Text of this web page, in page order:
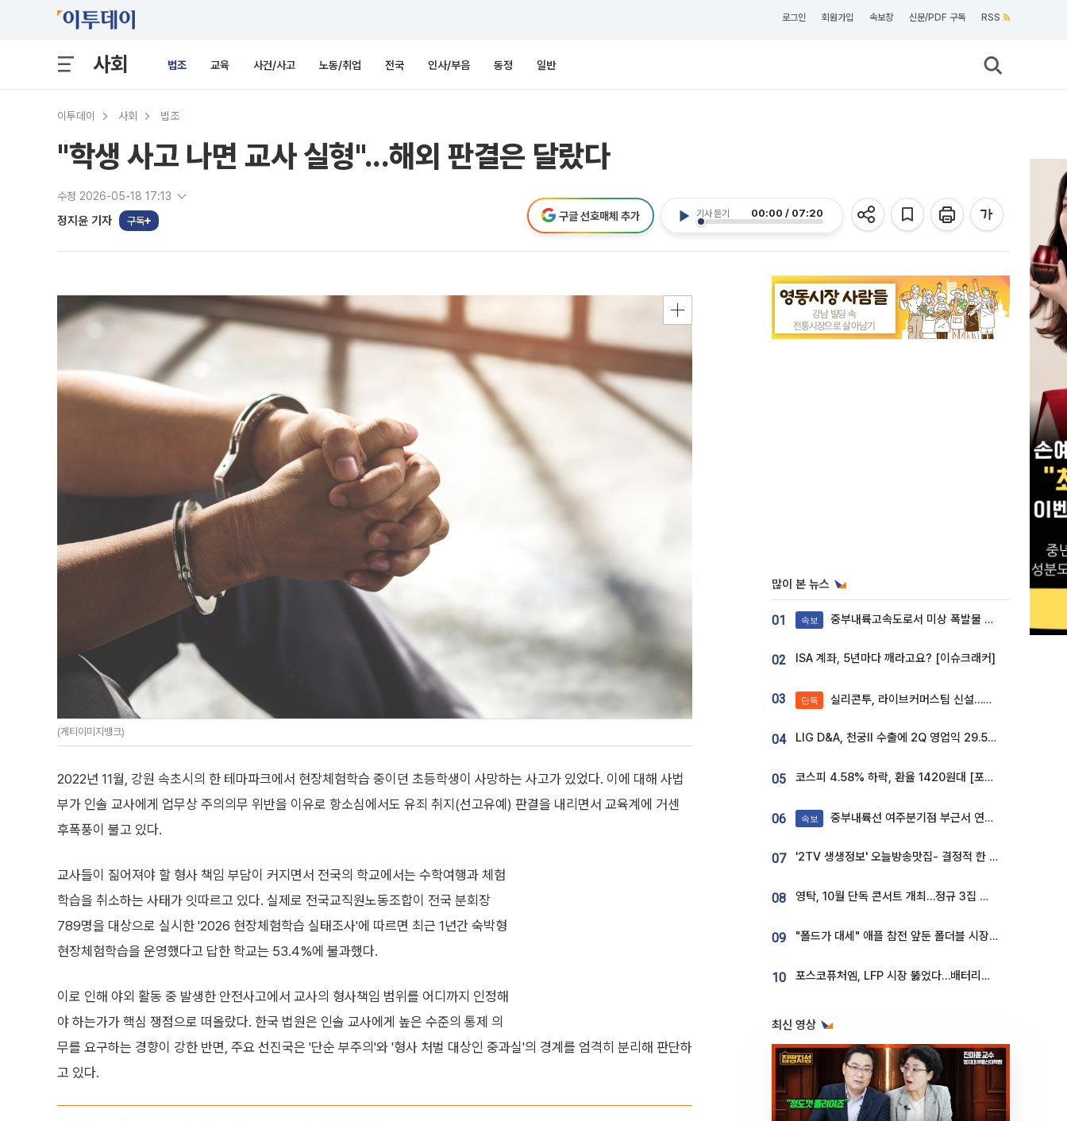
로그인 회원가입 속보창 신문/PDF 구독 RSS
사회 법조 교육 사건/사고 노동/취업 전국 인사/부음 동정 일반
이투데이 사회 법조
"학생 사고 나면 교사 실형"...해외 판결은 달랐다
수정 2026-05-18 17:13
정지윤 기자 구독
기사 듣기 00:00 / 07:20
구글 선호매체 추가
(게티이미지뱅크)
2022년 11월, 강원 속초시의 한 테마파크에서 현장체험학습 중이던 초등학생이 사망하는 사고가 있었다. 이에 대해 사법
부가 인솔 교사에게 업무상 주의의무 위반을 이유로 항소심에서도 유죄 취지(선고유예) 판결을 내리면서 교육계에 거센
후폭풍이 불고 있다.
교사들이 짊어져야 할 형사 책임 부담이 커지면서 전국의 학교에서는 수학여행과 체험
학습을 취소하는 사태가 잇따르고 있다. 실제로 전국교직원노동조합이 전국 분회장
789명을 대상으로 실시한 '2026 현장체험학습 실태조사'에 따르면 최근 1년간 숙박형
현장체험학습을 운영했다고 답한 학교는 53.4%에 불과했다.
이로 인해 야외 활동 중 발생한 안전사고에서 교사의 형사책임 범위를 어디까지 인정해
야 하는가가 핵심 쟁점으로 떠올랐다. 한국 법원은 인솔 교사에게 높은 수준의 통제 의
무를 요구하는 경향이 강한 반면, 주요 선진국은 '단순 부주의'와 '형사 처벌 대상인 중과실'의 경계를 엄격히 분리해 판단하
고 있다.
많이 본 뉴스
01 속보 중부내륙고속도로서 미상 폭발물 발견
02 ISA 계좌, 5년마다 깨라고요? [이슈크래커]
03 단독 실리콘투, 라이브커머스팀 신설…K뷰티 ‘글로벌 판매망’ 확대[K뷰티 라방戰]
04 LIG D&A, 천궁Ⅱ 수출에 2Q 영업익 29.5%↑…수주잔고 24.6조 [종합]
05 코스피 4.58% 하락, 환율 1420원대 [포토]
06 속보 중부내륙선 여주분기점 부근서 연이은 추돌사고 발생
07 '2TV 생생정보' 오늘방송맛집- 결정적 한 수, 3종 메밀면! 메밀 소바 맛집 '의○○○○'
08 영탁, 10월 단독 콘서트 개최…정규 3집 신곡 첫선
09 "폴드가 대세" 애플 참전 앞둔 폴더블 시장…하반기 경쟁 막 오른다
10 포스코퓨처엠, LFP 시장 뚫었다…배터리사와 대규모 장기 공급 합의
최신 영상